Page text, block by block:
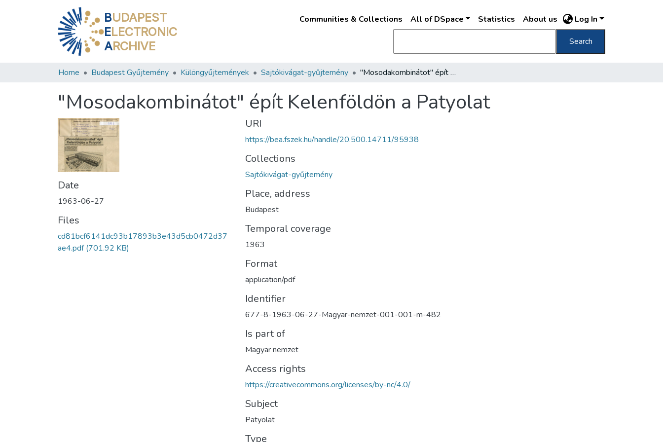
BUDAPEST
ELECTRONIC
ARCHIVE
Communities & Collections All of DSpace Statistics About us Log In
Search
Home Budapest Gyűjtemény Különgyűjtemények Sajtókivágat-gyűjtemény "Mosodakombinátot" épít Kelenföldön a Patyolat
"Mosodakombinátot" épít Kelenföldön a Patyolat
Date
1963-06-27
Files
cd81bcf6141dc93b17893b3e43d5cb0472d37
ae4.pdf(701.92 KB)
URI
https://bea.fszek.hu/handle/20.500.14711/95938
Collections
Sajtókivágat-gyűjtemény
Place, address
Budapest
Temporal coverage
1963
Format
application/pdf
Identifier
677-8-1963-06-27-Magyar-nemzet-001-001-m-482
Is part of
Magyar nemzet
Access rights
https://creativecommons.org/licenses/by-nc/4.0/
Subject
Patyolat
Type